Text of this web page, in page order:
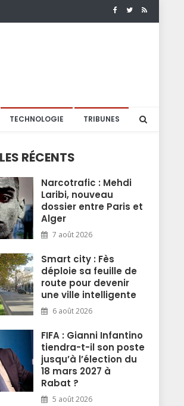
TECHNOLOGIE TRIBUNES
RÉCENTS
Narcotrafic : Mehdi
Laribi, nouveau
dossier entre Paris et
Alger
7 août 2026
Smart city : Fès
déploie sa feuille de
route pour devenir
une ville intelligente
6 août 2026
FIFA : Gianni Infantino
tiendra-t-il son poste
jusqu’à l’élection du
18 mars 2027 à
Rabat ?
5 août 2026